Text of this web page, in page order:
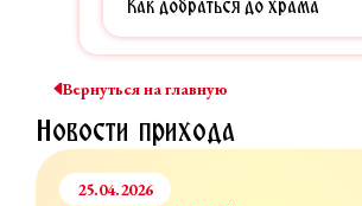
Как добраться до храма
Вернуться на главную
Новости прихода
25.04.2026